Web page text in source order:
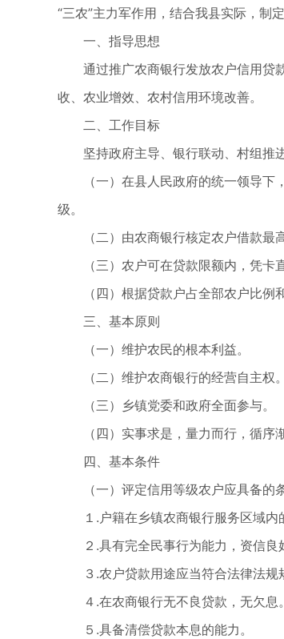
“三农”主力军作用，结合我县实际，制
一、指导思想
通过推广农商银行发放农户信用贷
收、农业增效、农村信用环境改善。
二、工作目标
坚持政府主导、银行联动、村组推
（一）在县人民政府的统一领导
级。
（二）由农商银行核定农户借款最
（三）农户可在贷款限额内，凭
（四）根据贷款户占全部农户比
三、基本原则
（一）维护农民的根本利益。
（二）维护农商银行的经营自主权。
（三）乡镇党委和政府全面参与。
（四）实事求是，量力而行，循序
四、基本条件
（一）评定信用等级农户应具备的
１.户籍在乡镇农商银行服务区域内
２.具有完全民事行为能力，资信良
３.农户贷款用途应当符合法律法
４.在农商银行无不良贷款，无欠息。
５.具备清偿贷款本息的能力。